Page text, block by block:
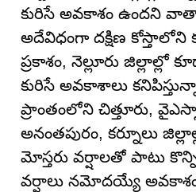
కురిసే అవకాశం ఉందని
అదేవిధంగా దక్షిణ కోస్తాలోని
ప్రకాశం, నెల్లూరు జిల్లాల్లో
కురిసే అవకాశాలు
ప్రాంతంలోని చిత్తూరు,
అనంతపురం, కర్నూలు
మోస్తరు వర్షాలతో పాటు
వర్షాలు నమోదయ్యే అవకాశం